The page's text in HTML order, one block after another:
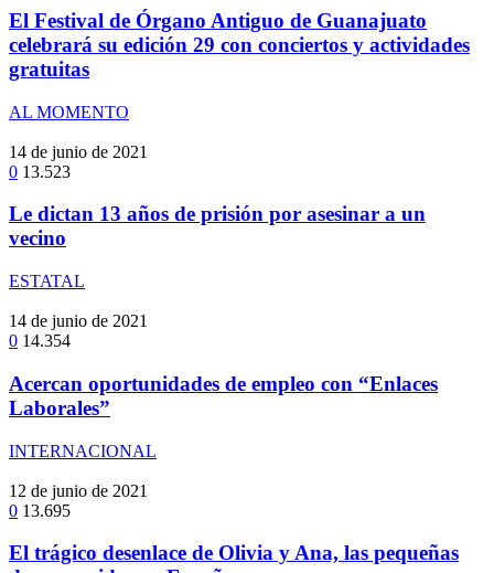
El Festival de Órgano Antiguo de Guanajuato
celebrará su edición 29 con conciertos y actividades
gratuitas
AL MOMENTO
14 de junio de 2021
0 13.523
Le dictan 13 años de prisión por asesinar a un
vecino
ESTATAL
14 de junio de 2021
0 14.354
Acercan oportunidades de empleo con “Enlaces
Laborales”
INTERNACIONAL
12 de junio de 2021
0 13.695
El trágico desenlace de Olivia y Ana, las pequeñas